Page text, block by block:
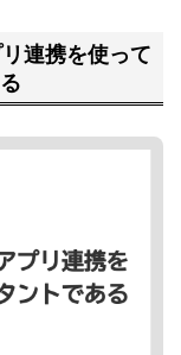
連携を使って